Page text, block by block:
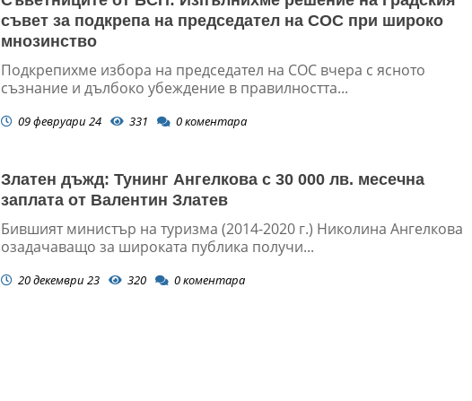
съвет за подкрепа на председател на СОС при широко
мнозинство
Подкрепихме избора на председател на СОС вчера с ясното
съзнание и дълбоко убеждение в правилността...
09 февруари 24 331 0коментара
Златен дъжд: Тунинг Ангелкова с 30 000 лв. месечна
заплата от Валентин Златев
Бившият министър на туризма (2014-2020 г.) Николина Ангелкова
озадачаващо за широката публика получи...
20 декември 23 320 0коментара